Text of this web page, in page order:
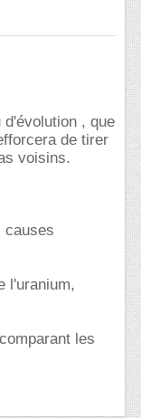
, que
de tirer
voisins.
causes
l'uranium,
les